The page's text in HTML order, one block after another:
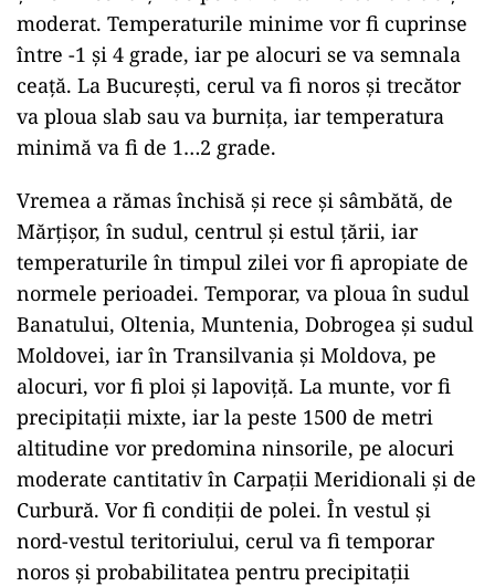
moderat. Temperaturile minime vor fi cuprinse
între -1 şi 4 grade, iar pe alocuri se va semnala
ceaţă. La Bucureşti, cerul va fi noros şi trecător
va ploua slab sau va burniţa, iar temperatura
minimă va fi de 1…2 grade.
Vremea a rămas închisă şi rece şi sâmbătă, de
Mărţişor, în sudul, centrul şi estul ţării, iar
temperaturile în timpul zilei vor fi apropiate de
normele perioadei. Temporar, va ploua în sudul
Banatului, Oltenia, Muntenia, Dobrogea şi sudul
Moldovei, iar în Transilvania şi Moldova, pe
alocuri, vor fi ploi şi lapoviţă. La munte, vor fi
precipitaţii mixte, iar la peste 1500 de metri
altitudine vor predomina ninsorile, pe alocuri
moderate cantitativ în Carpaţii Meridionali şi de
Curbură. Vor fi condiţii de polei. În vestul şi
nord-vestul teritoriului, cerul va fi temporar
noros şi probabilitatea pentru precipitaţii